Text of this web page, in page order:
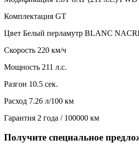
Комплектация GT
Цвет Белый перламутр BLANC
Скорость 220 км/ч
Мощность 211 л.с.
Разгон 10.5 сек.
Расход 7.26 л/100 км
Гарантия 2 года / 100000 км
Получите специальное